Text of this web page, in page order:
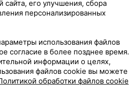
в дан­ной инструкции, следует
сайта, его улучшения, сбора
персонализированных
использования файлов
согласие в более позднее время.
информации о целях,
файлов cookie вы можете
обработки файлов cookie